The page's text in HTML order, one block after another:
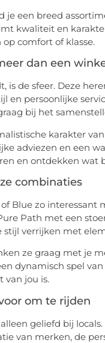
je een breed
kwaliteit en
comfort of klasse.
dan een
is de sfeer. Deze
en persoonlijke
bij het
karakter
adviezen en een
en ontdekken wat
combinaties
Blue zo interessant
Path met een
stijl verrijken met
ze graag met je
dynamisch spel
van jou is.
om te rijden
geliefd bij
van merken, de